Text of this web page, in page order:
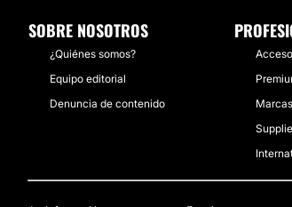
SOBRE NOSOTROS
¿Quiénes somos?
Equipo editorial
Denuncia de contenido
Marcas